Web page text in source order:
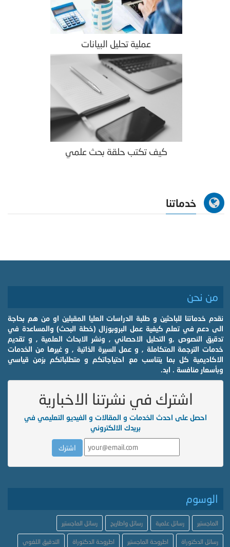
عملية تحليل البيانات
كيف تكتب حلقة بحث علمي
خدماتنا
من نحن
نقدم خدماتنا للباحثين و طلبة الدراسات العليا المقبلين او من هم بحاجة
الى دعم في تعلم كيفية عمل البروبوزال (خطة البحث) والمساعدة في
تدقيق النصوص ,و التحليل الاحصائي , ونشر الابحاث العلمية , و تقديم
خدمات الترجمة المتكاملة , و عمل السيرة الذاتية , و غيرها من الخدمات
الاكاديمية كل بما يتناسب مع احتياجاتكم و متطلباتكم بزمن قياسي
وبأسعار منافسة . ابد.
اشترك في نشرتنا الاخبارية
احصل على احدث الخدمات و المقالات و الفيديو التعليمي في
بريدك الالكتروني
الوسوم
الماجستير رسائل علمية رسائل واطاريح رسائل الماجستير
رسائل الدكتوراة اطروحة الماجستير اطروحة الدكتوراة التدقيق اللغوي